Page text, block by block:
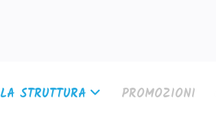
LA STRUTTURA PROMOZIONI